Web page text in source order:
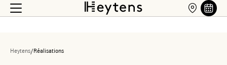
Heytens/Réalisations